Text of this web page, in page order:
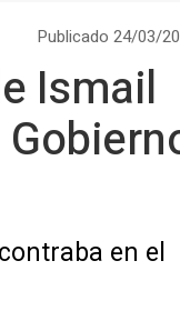
Publicado 24/03/
Ismail
en el